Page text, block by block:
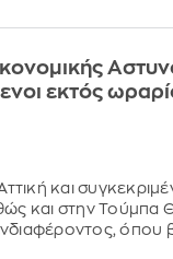
εκτός
και
και στην Τούμπα
όπου